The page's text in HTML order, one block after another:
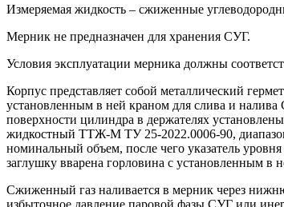
Измеряемая жидкость – сжиженные
Мерник не предназначен для хранения СУГ.
Условия эксплуатации мерника должны
Корпус представляет собой металлический
установленным в ней краном для слива и
поверхности цилиндра в держателях
жидкостный ТТЖ-М ТУ 25-2022.0006-90, диапазон
номинальный объем, после чего указатель
заглушку вварена горловина с установленным в
Сжиженный газ наливается в мерник через